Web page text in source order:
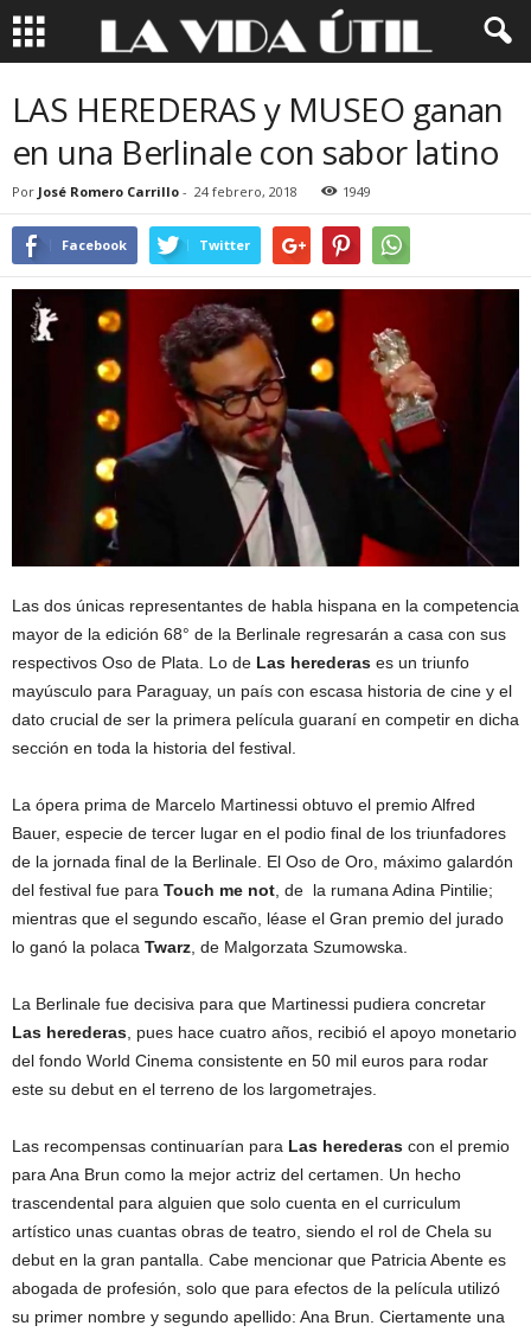
LAS HEREDERAS y MUSEO ganan
en una Berlinale con sabor latino
Por José Romero Carrillo - 24 febrero, 2018 1949
Facebook Twitter
Las dos únicas representantes de habla hispana en la competencia
mayor de la edición 68° de la Berlinale regresarán a casa con sus
respectivos Oso de Plata. Lo de Las herederas es un triunfo
mayúsculo para Paraguay, un país con escasa historia de cine y el
dato crucial de ser la primera película guaraní en competir en dicha
sección en toda la historia del festival.
La ópera prima de Marcelo Martinessi obtuvo el premio Alfred
Bauer, especie de tercer lugar en el podio final de los triunfadores
de la jornada final de la Berlinale. El Oso de Oro, máximo galardón
del festival fue para Touch me not , de la rumana Adina Pintilie;
mientras que el segundo escaño, léase el Gran premio del jurado
lo ganó la polaca Twarz , de Malgorzata Szumowska.
La Berlinale fue decisiva para que Martinessi pudiera concretar
Las herederas , pues hace cuatro años, recibió el apoyo monetario
del fondo World Cinema consistente en 50 mil euros para rodar
este su debut en el terreno de los largometrajes.
Las recompensas continuarían para Las herederas con el premio
para Ana Brun como la mejor actriz del certamen. Un hecho
trascendental para alguien que solo cuenta en el curriculum
artístico unas cuantas obras de teatro, siendo el rol de Chela su
debut en la gran pantalla. Cabe mencionar que Patricia Abente es
abogada de profesión, solo que para efectos de la película utilizó
su primer nombre y segundo apellido: Ana Brun. Ciertamente una